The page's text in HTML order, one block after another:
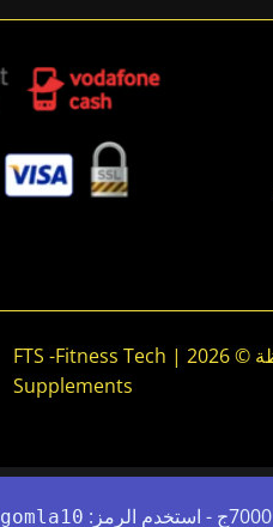
جميع الحقوق محفوظة © 2026 | FTS -Fitness Tech
Supplements
gomla10